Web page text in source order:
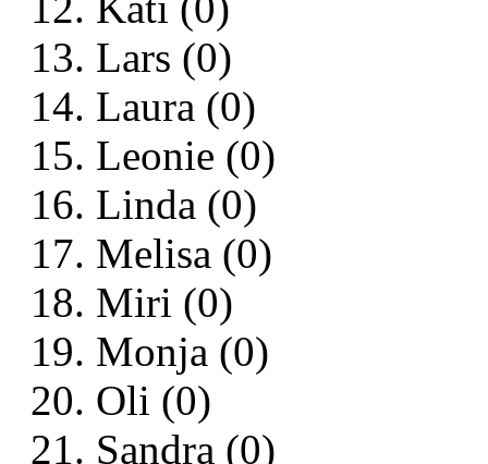
Lars (0)
Laura (0)
Leonie (0)
Linda (0)
Melisa (0)
Miri (0)
Monja (0)
Oli (0)
Sandra (0)